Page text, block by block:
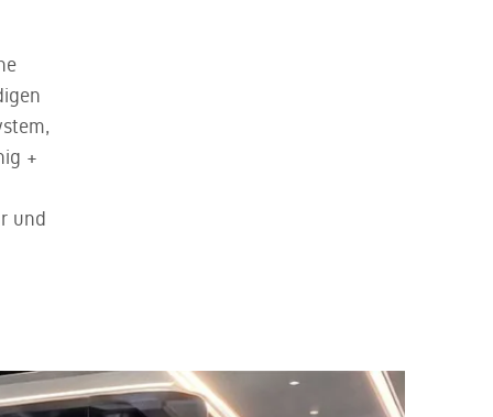
+
und